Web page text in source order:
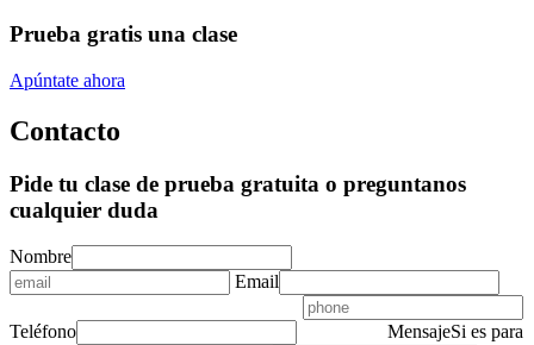
Prueba gratis una clase
Apúntate ahora
Contacto
Pide tu clase de prueba gratuita o preguntanos
cualquier duda
Nombre
Email
Teléfono MensajeSi es para